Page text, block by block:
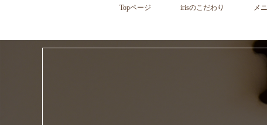
Topページ irisのこだわり メ